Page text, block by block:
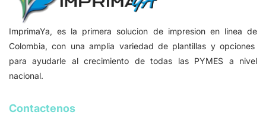
ImprimaYa, es la primera solucion de impresion en linea de
Colombia, con una amplia variedad de plantillas y opciones
para ayudarle al crecimiento de todas las PYMES a nivel
nacional.
Contactenos